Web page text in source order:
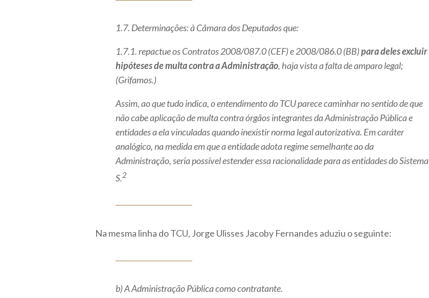
1.7. Determinações: à Câmara dos Deputados que:
1.7.1. repactue os Contratos 2008/087.0 (CEF) e 2008/086.0 (BB)para deles excluir
hipóteses de multa contra a Administração, haja vista a falta de amparo legal;
(Grifamos.)
Assim, ao que tudo indica, o entendimento do TCU parece caminhar no sentido de que
não cabe aplicação de multa contra órgãos integrantes da Administração Pública e
entidades a ela vinculadas quando inexistir norma legal autorizativa. Em caráter
analógico, na medida em que a entidade adota regime semelhante ao da
Administração, seria possível estender essa racionalidade para as entidades do Sistema
S.2
Na mesma linha do TCU, Jorge Ulisses Jacoby Fernandes aduziu o seguinte:
b) A Administração Pública como contratante.